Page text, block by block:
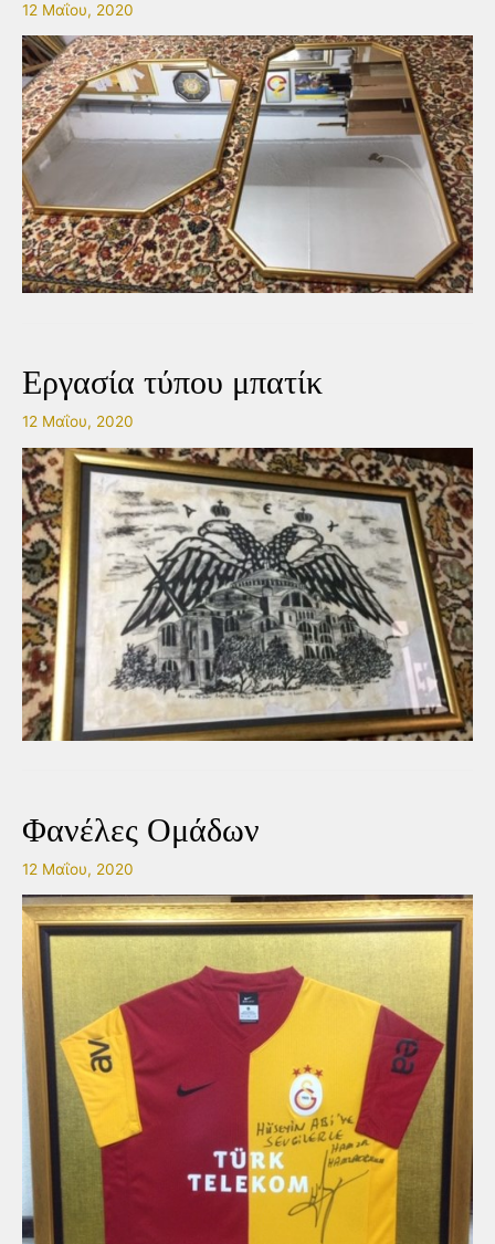
12 Μαΐου, 2020
Εργασία τύπου μπατίκ
12 Μαΐου, 2020
Φανέλες Ομάδων
12 Μαΐου, 2020